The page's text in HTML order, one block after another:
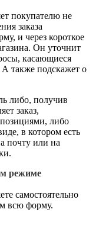
покупателю не
заказа
и через короткое
Он уточнит
касающиеся
А также подскажет о
либо, получив
заказ,
либо
в котором есть
почту или на
режиме
самостоятельно
всю форму.